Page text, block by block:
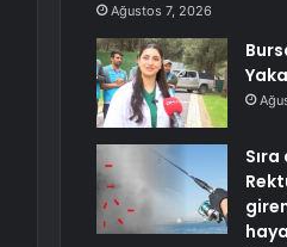
Ağustos 7, 2026
Sıra